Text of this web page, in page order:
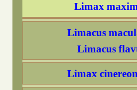
Limax
Limacus
Limacus
Limax